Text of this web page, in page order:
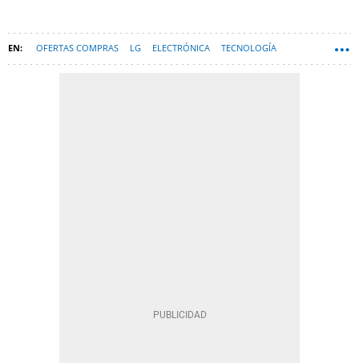
OFERTAS COMPRAS LG ELECTRÓNICA TECNOLOGÍA